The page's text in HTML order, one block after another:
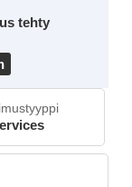
tehty